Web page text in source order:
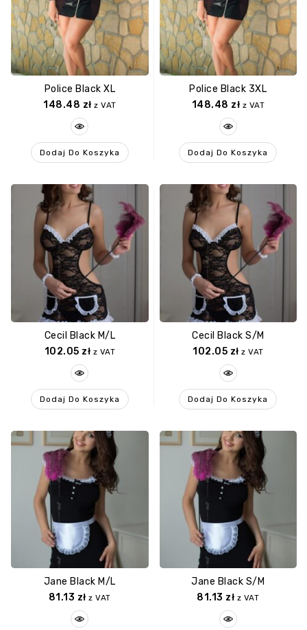
Police Black XL
148.48 zł z VAT
Dodaj Do Koszyka
Police Black 3XL
148.48 zł z VAT
Dodaj Do Koszyka
Cecil Black M/L
102.05 zł z VAT
Dodaj Do Koszyka
Cecil Black S/M
102.05 zł z VAT
Dodaj Do Koszyka
Jane Black M/L
81.13 zł z VAT
Jane Black S/M
81.13 zł z VAT